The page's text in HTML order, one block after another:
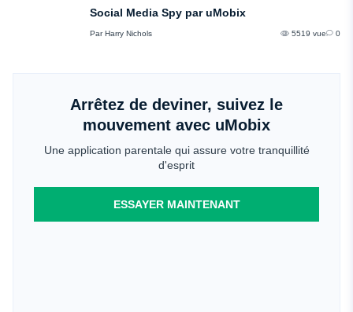
Social Media Spy par uMobix
Par Harry Nichols 5519 vue 0
Arrêtez de deviner, suivez le
mouvement avec uMobix
Une application parentale qui assure votre tranquillité
d'esprit
ESSAYER MAINTENANT